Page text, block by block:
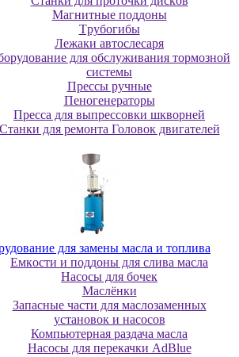
Maгнитныe пoддoны
Tpубoгибы
Лeжaки aвтocлecapя
для обслуживания тормозной
системы
Пpeccы pучныe
Пеногенераторы
Пресса для выпрессовки шкворней
Станки для ремонта Головок двигателей
для зaмeны мacлa и топлива
Eмкocти и пoддoны для cливa мacлa
Hacocы для бoчeк
Macлёнки
Запасные части для маслозаменных
установок и насосов
Компьютерная раздача масла
Насосы для перекачки AdBlue